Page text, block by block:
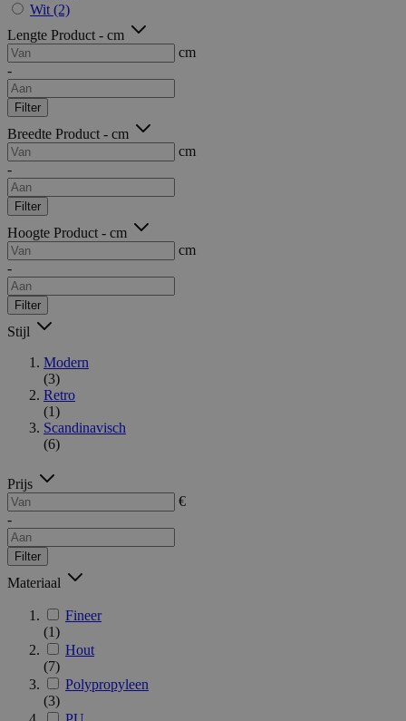
Wit (2)
Lengte Product - cm
cm
-
Filter
Breedte Product - cm
cm
-
Filter
Hoogte Product - cm
cm
-
Filter
Stijl
Modern
(3)
Retro
(1)
Scandinavisch
(6)
Prijs
€
-
Filter
Materiaal
Fineer
(1)
Hout
(7)
Polypropyleen
(3)